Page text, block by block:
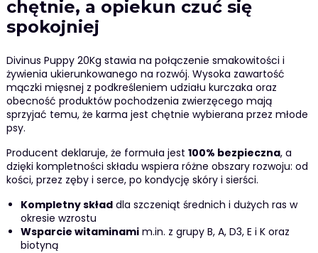
chętnie, a opiekun czuć się
spokojniej
Divinus Puppy 20Kg stawia na połączenie smakowitości i
żywienia ukierunkowanego na rozwój. Wysoka zawartość
mączki mięsnej z podkreśleniem udziału kurczaka oraz
obecność produktów pochodzenia zwierzęcego mają
sprzyjać temu, że karma jest chętnie wybierana przez młode
psy.
Producent deklaruje, że formuła jest 100% bezpieczna, a
dzięki kompletności składu wspiera różne obszary rozwoju: od
kości, przez zęby i serce, po kondycję skóry i sierści.
Kompletny składdla szczeniąt średnich i dużych ras w
okresie wzrostu
Wsparcie witaminamim.in. z grupy B, A, D3, E i K oraz
biotyną